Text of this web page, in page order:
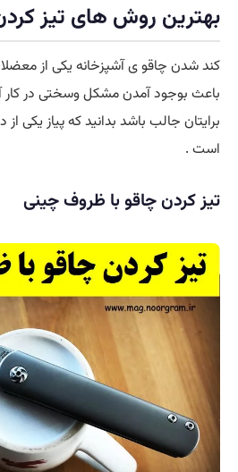
بهترین روش های تیز
کند شدن چاقو ی آشپزخانه یکی از
باعث بوجود آمدن مشکل وسختی در
برایتان جالب باشد بدانید که پیاز یکی
است .
تیز کردن چاقو با ظروف چینی